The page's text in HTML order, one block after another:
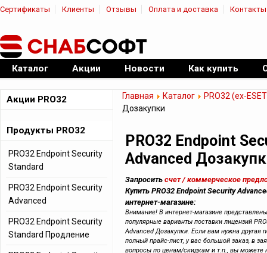
Сертификаты Клиенты Отзывы Оплата и доставка Контакты
Официальный дилер ПО
Каталог Акции Новости Как купить
Главная Каталог
PRO32 (ex-
Дозакупки
PRO32 Endpoint
Advanced
Запросить счет / коммерческое
Купить PRO32 Endpoint Security
интернет-магазине:
Внимание! В интернет-магазине
популярные варианты поставки лицензий
Advanced Дозакупки. Если вам нужна другая
полный прайс-лист, у вас большой заказ, в
вопросы по ценам/скидкам и т.п., вы можете
Акции PRO32
Продукты PRO32
PRO32 Endpoint Security
Standard
PRO32 Endpoint Security
Advanced
PRO32 Endpoint Security
Standard Продление